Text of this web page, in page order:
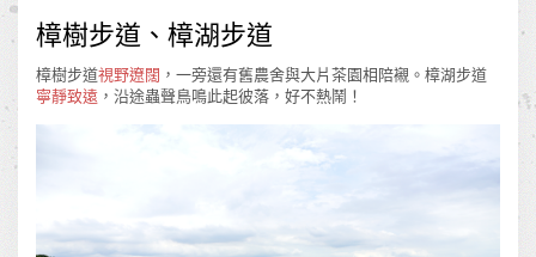
樟樹步道、樟湖步道
樟樹步道視野遼闊 ，一旁還有舊農舍與大片茶園相陪襯。樟湖步道
寧靜致遠 ，沿途蟲聲鳥鳴此起彼落，好不熱鬧！